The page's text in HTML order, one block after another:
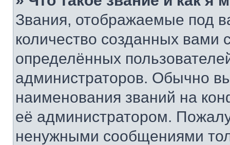
Звания, отображаемые под
количество созданных
определённых
администраторов. Обычно
наименования званий на
её администратором.
ненужными сообщениями